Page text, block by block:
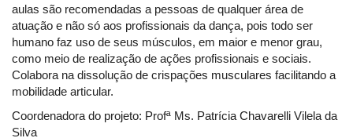
aulas são recomendadas a pessoas de qualquer área de
atuação e não só aos profissionais da dança, pois todo ser
humano faz uso de seus músculos, em maior e menor grau,
como meio de realização de ações profissionais e sociais.
Colabora na dissolução de crispações musculares facilitando a
mobilidade articular.
Coordenadora do projeto: Profª Ms. Patrícia Chavarelli Vilela da
Silva